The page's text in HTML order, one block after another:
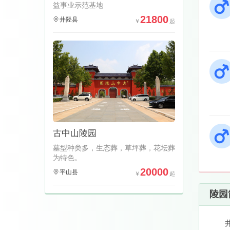
益事业示范基地
井陉县 21800
古中山陵园
墓型种类多，生态葬，草坪葬，花坛葬
为特色。
平山县 20000
陵